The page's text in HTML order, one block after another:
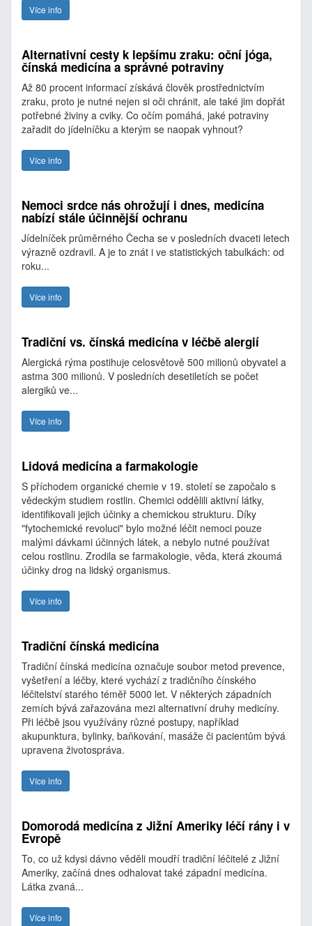
Více info
Alternativní cesty k lepšímu zraku: oční jóga,
čínská medicína a správné potraviny
Až 80 procent informací získává člověk prostřednictvím
zraku, proto je nutné nejen si oči chránit, ale také jim dopřát
potřebné živiny a cviky. Co očím pomáhá, jaké potraviny
zařadit do jídelníčku a kterým se naopak vyhnout?
Více info
Nemoci srdce nás ohrožují i dnes, medicína
nabízí stále účinnější ochranu
Jídelníček průměrného Čecha se v posledních dvaceti letech
výrazně ozdravil. A je to znát i ve statistických tabulkách: od
roku...
Více info
Tradiční vs. čínská medicína v léčbě alergií
Alergická rýma postihuje celosvětově 500 milionů obyvatel a
astma 300 milionů. V posledních desetiletích se počet
alergiků ve...
Více info
Lidová medicína a farmakologie
S příchodem organické chemie v 19. století se započalo s
vědeckým studiem rostlin. Chemici oddělili aktivní látky,
identifikovali jejich účinky a chemickou strukturu. Díky
"fytochemické revoluci" bylo možné léčit nemoci pouze
malými dávkami účinných látek, a nebylo nutné používat
celou rostlinu. Zrodila se farmakologie, věda, která zkoumá
účinky drog na lidský organismus.
Více info
Tradiční čínská medicína
Tradiční čínská medicína označuje soubor metod prevence,
vyšetření a léčby, které vychází z tradičního čínského
léčitelství starého téměř 5000 let. V některých západních
zemích bývá zařazována mezi alternativní druhy medicíny.
Při léčbě jsou využívány různé postupy, například
akupunktura, bylinky, baňkování, masáže či pacientům bývá
upravena životospráva.
Více info
Domorodá medicína z Jižní Ameriky léčí rány i v
Evropě
To, co už kdysi dávno věděli moudří tradiční léčitelé z Jižní
Ameriky, začíná dnes odhalovat také západní medicína.
Látka zvaná...
Více info